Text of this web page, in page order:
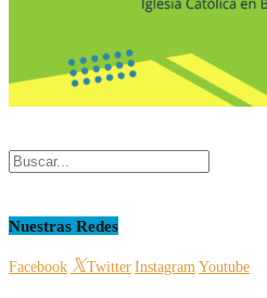
Nuestras Redes
Facebook Twitter Instagram Youtube